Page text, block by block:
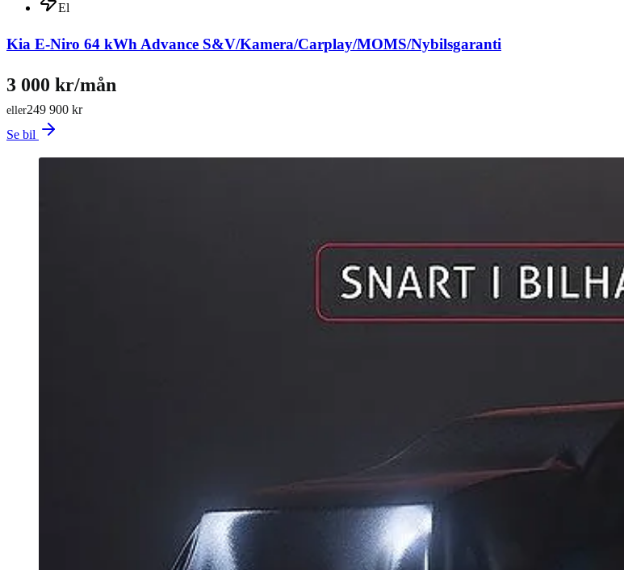
El
Kia E-Niro 64 kWh Advance S&V/Kamera/Carplay/MOMS/Nybilsgaranti
249 900 kr
eller
3 000 kr/mån
Se bil